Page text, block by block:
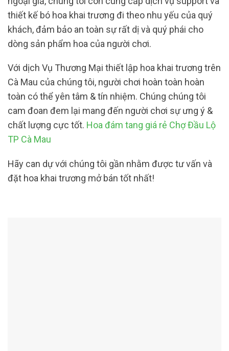
thiết kế bó hoa khai trương đi theo nhu yếu của quý
khách, đảm bảo an toàn sự rất dị và quý phái cho
dòng sản phẩm hoa của người chơi.
Với dịch Vụ Thương Mại thiết lập hoa khai trương trên
Cà Mau của chúng tôi, người chơi hoàn toàn hoàn
toàn có thể yên tâm & tín nhiệm. Chúng chúng tôi
cam đoan đem lại mang đến người chơi sự ưng ý &
chất lượng cực tốt. Hoa đám tang giá rẻ Chợ Đầu Lộ
TP Cà Mau
Hãy can dự với chúng tôi gần nhằm được tư vấn và
đặt hoa khai trương mở bán tốt nhất!